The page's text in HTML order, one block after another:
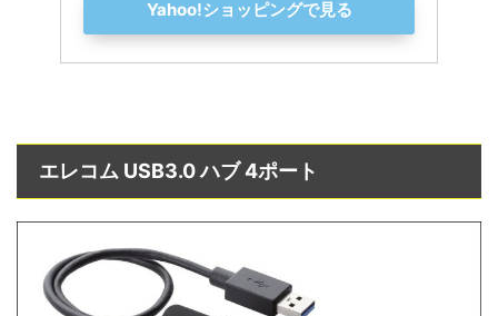
Yahoo!ショッピングで見る
エレコム USB3.0 ハブ 4ポート